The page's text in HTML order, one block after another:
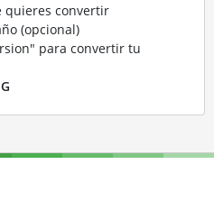
convertir
(opcional)
para convertir tu